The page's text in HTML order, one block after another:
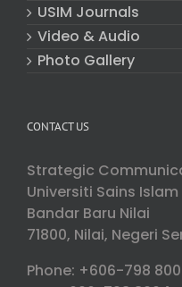
USIM Journals
Video & Audio
Photo Gallery
CONTACT US
Strategic
Universiti Sains
Bandar Baru Nilai
71800, Nilai, Negeri
Phone: +606-798